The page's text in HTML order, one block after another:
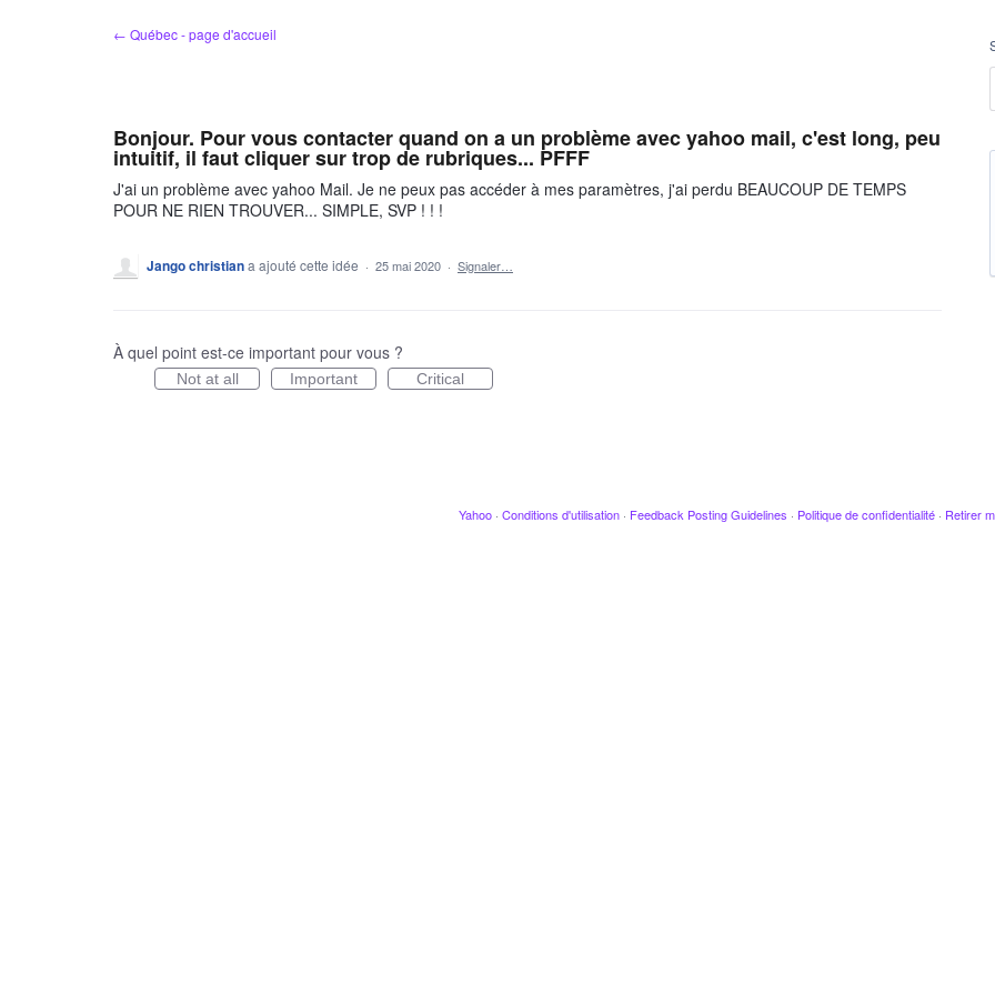
← Québec - page d'accueil
Bonjour. Pour vous contacter quand on a un problème avec yahoo mail, c'est long, peu
intuitif, il faut cliquer sur trop de rubriques... PFFF
J'ai un problème avec yahoo Mail. Je ne peux pas accéder à mes paramètres, j'ai perdu BEAUCOUP DE TEMPS
POUR NE RIEN TROUVER... SIMPLE, SVP ! ! !
Jango christiana ajouté cette idée · 25 mai 2020 · Signaler…
À quel point est-ce important pour vous ?
Not at all Important Critical
Yahoo · Conditions d'utilisation · Feedback Posting Guidelines · Politique de confidentialité · Retirer